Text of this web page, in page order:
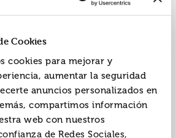
Cookies
cookies para mejorar y
aumentar la seguridad
anuncios personalizados en
compartimos información
web con nuestros
de Redes Sociales,
Jo, persona
ISBN:9788494316777